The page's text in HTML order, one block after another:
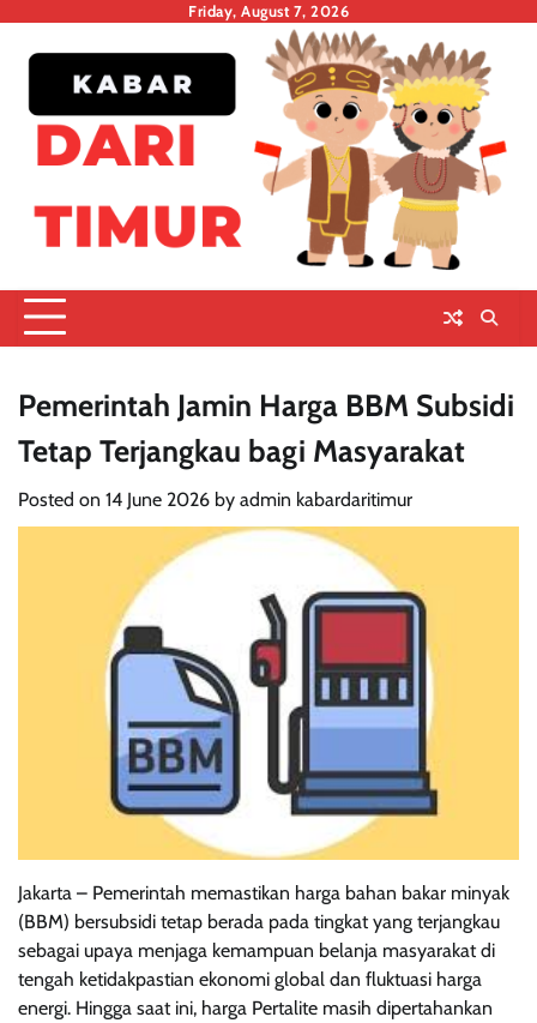
Friday, August 7, 2026
Pemerintah Jamin Harga BBM Subsidi
Tetap Terjangkau bagi Masyarakat
Posted on 14 June 2026 by admin kabardaritimur
Jakarta – Pemerintah memastikan harga bahan bakar minyak
(BBM) bersubsidi tetap berada pada tingkat yang terjangkau
sebagai upaya menjaga kemampuan belanja masyarakat di
tengah ketidakpastian ekonomi global dan fluktuasi harga
energi. Hingga saat ini, harga Pertalite masih dipertahankan